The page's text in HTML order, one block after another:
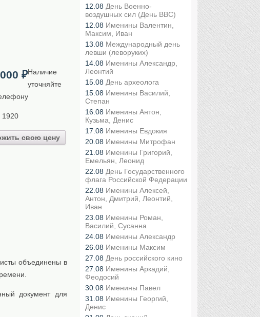
₽
свою цену
Наличие
уточняйте
1920
объединены в
документ для
12.08 День Военно-
воздушных сил (День ВВС)
12.08 Именины Валентин,
Максим, Иван
13.08 Международный день
левши (леворуких)
14.08 Именины Александр,
Леонтий
15.08 День археолога
15.08 Именины Василий,
Степан
16.08 Именины Антон,
Кузьма, Денис
17.08 Именины Евдокия
20.08 Именины Митрофан
21.08 Именины Григорий,
Емельян, Леонид
22.08 День Государственного
флага Российской Федерации
22.08 Именины Алексей,
Антон, Дмитрий, Леонтий,
Иван
23.08 Именины Роман,
Василий, Сусанна
24.08 Именины Александр
26.08 Именины Максим
27.08 День российского кино
27.08 Именины Аркадий,
Феодосий
30.08 Именины Павел
31.08 Именины Георгий,
Денис